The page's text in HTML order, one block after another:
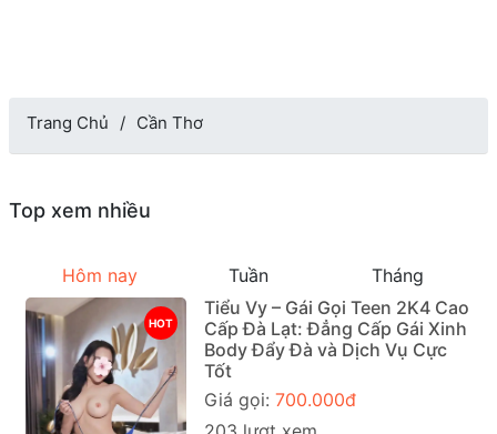
Trang Chủ Cần Thơ
Top xem nhiều
Hôm nay Tuần Tháng
HOT
Tiểu Vy – Gái Gọi Teen 2K4 Cao
Cấp Đà Lạt: Đẳng Cấp Gái Xinh
Body Đẩy Đà và Dịch Vụ Cực
Tốt
Giá gọi: 700.000đ